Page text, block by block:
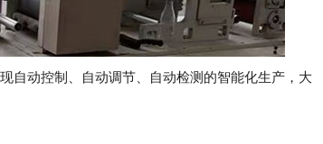
自动控制、自动调节、自动检测的智能化生产，大